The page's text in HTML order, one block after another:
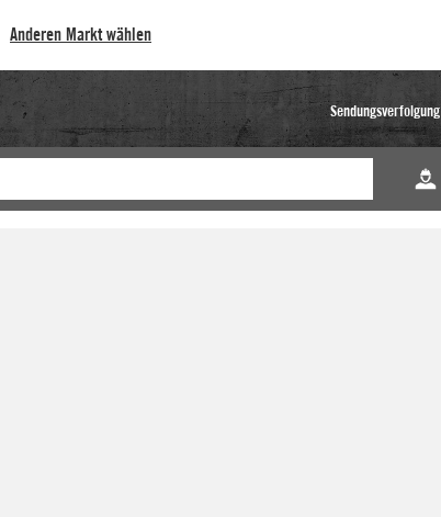
Anderen Markt wählen
Sendungsverfolgung